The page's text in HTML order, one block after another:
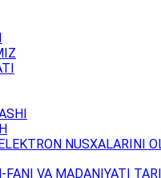
NUSXALARINI
VA MADANIYATI